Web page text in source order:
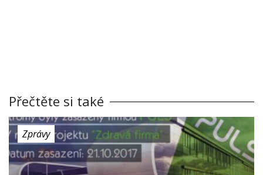
Přečtěte si také
Zprávy